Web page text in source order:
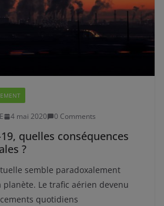
4 mai 2020 0 Comments
quelles conséquences
?
semble paradoxalement
Le trafic aérien devenu
quotidiens